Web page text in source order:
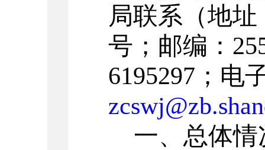
局联系（地
号；邮编：
6195297 ；电
一、总体情